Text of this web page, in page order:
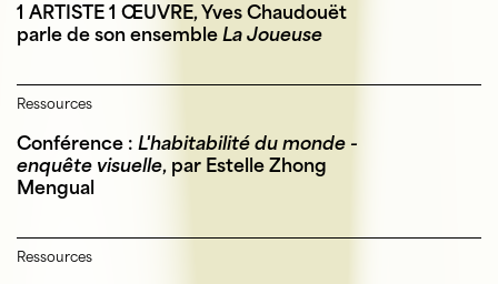
1 ARTISTE 1 ŒUVRE, Yves Chaudouët
parle de son ensemble La Joueuse
Ressources
Conférence : L'habitabilité du monde -
enquête visuelle, par Estelle Zhong
Mengual
Ressources